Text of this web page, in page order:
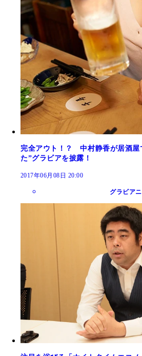
完全アウト！？ 中村静香が居酒屋
た”グラビアを披露！
2017年06月08日 20:00
グラビア